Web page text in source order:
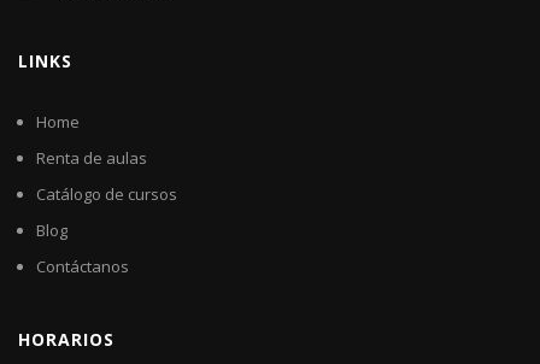
LINKS
Home
Renta de aulas
Catálogo de cursos
Blog
Contáctanos
HORARIOS